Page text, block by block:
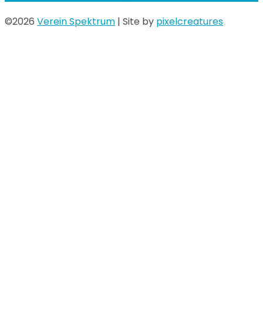
©2026 Verein Spektrum | Site by pixelcreatures